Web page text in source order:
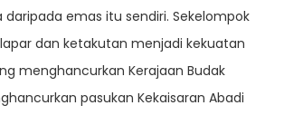
daripada emas itu sendiri. Sekelompok
dan ketakutan menjadi kekuatan
menghancurkan Kerajaan Budak
pasukan Kekaisaran Abadi